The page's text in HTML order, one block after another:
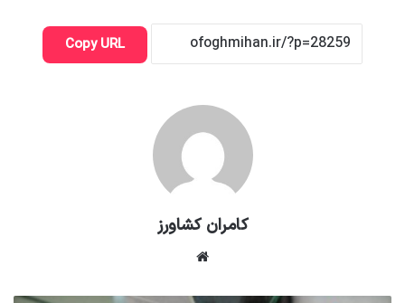
Copy URL
کامران کشاورز